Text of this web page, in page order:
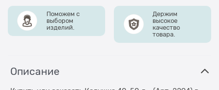
Поможем с
выбором
изделий.
Держим
высокое
качество
товара.
Описание